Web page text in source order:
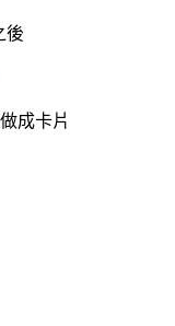
後
成卡片